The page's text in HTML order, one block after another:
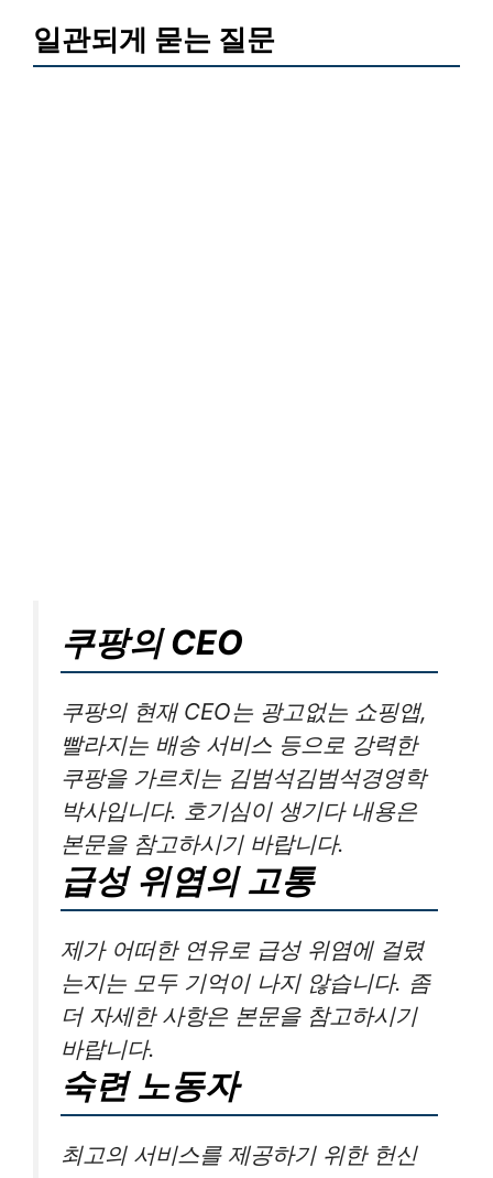
일관되게 묻는 질문
쿠팡의 CEO
쿠팡의 현재 CEO는 광고없는 쇼핑앱,
빨라지는 배송 서비스 등으로 강력한
쿠팡을 가르치는 김범석김범석경영학
박사입니다. 호기심이 생기다 내용은
본문을 참고하시기 바랍니다.
급성 위염의 고통
제가 어떠한 연유로 급성 위염에 걸렸
는지는 모두 기억이 나지 않습니다. 좀
더 자세한 사항은 본문을 참고하시기
바랍니다.
숙련 노동자
최고의 서비스를 제공하기 위한 헌신